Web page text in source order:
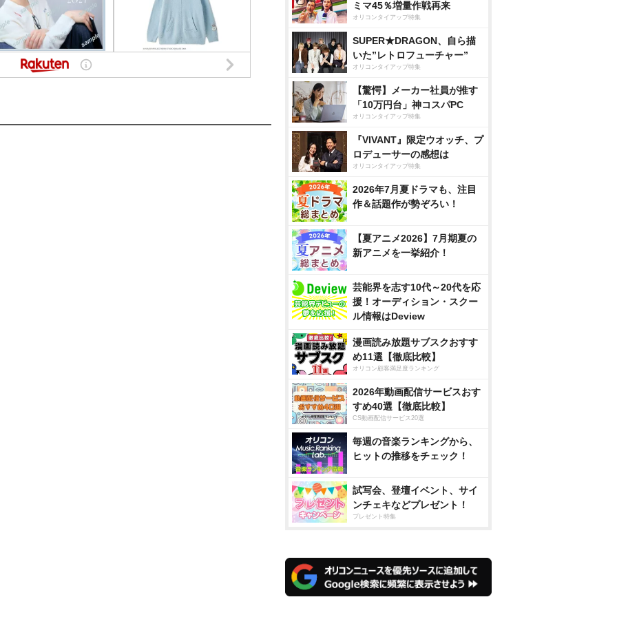
ミマ45％増量作戦再来
オリコンタイアップ特集
SUPER★DRAGON、自ら描
いた”レトロフューチャー”
オリコンタイアップ特集
【驚愕】メーカー社員が推す
「10万円台」神コスパPC
オリコンタイアップ特集
『VIVANT』限定ウオッチ、プ
ロデューサーの感想は
オリコンタイアップ特集
2026年7月夏ドラマも、注目
作＆話題作が勢ぞろい！
【夏アニメ2026】7月期夏の
新アニメを一挙紹介！
芸能界を志す10代～20代を応
援！オーディション・スクー
ル情報はDeview
漫画読み放題サブスクおすす
め11選【徹底比較】
オリコン顧客満足度ランキング
2026年動画配信サービスおす
すめ40選【徹底比較】
CS動画配信サービス20選
毎週の音楽ランキングから、
ヒットの推移をチェック！
試写会、登壇イベント、サイ
ンチェキなどプレゼント！
プレゼント特集